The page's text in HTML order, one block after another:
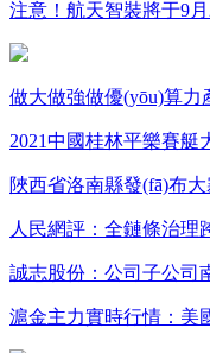
注意！航天智裝將于9
做大做強做優(yōu)算力
2021中國桂林平樂賽艇
陜西省洛南縣發(fā)布
人民網評：全鏈條治理
誠志股份：公司子公司
滬金主力實時行情：美